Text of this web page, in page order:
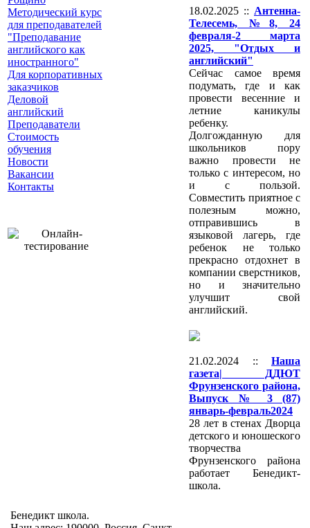
Методический курс
для преподавателей
"Преподавание
английского как
иностранного"
Для корпоративных
заказчиков
Деловой
английский
Преподаватели
Стоимость
обучения
Новости
Вакансии
Контакты
18.02.2025 :: Антенна-
Телесемь, №8, 24
февраля-2 марта
2025, "Отдых и
английский"
Сейчас самое время
подумать, где и как
провести весенние и
летние каникулы
ребенку.
Долгожданную для
школьников пору
важно провести не
только с интересом, но
и с пользой.
Совместить приятное с
полезным можно,
отправившись в
языковой лагерь, где
ребенок не только
прекрасно отдохнет в
компании сверстников,
но и значительно
улучшит свой
английский.
21.02.2024 :: Наша
газета| ДДЮТ
Фрунзенского района,
Выпуск № 3 (87)
январь-февраль2024
28 лет в стенах Дворца
детского и юношеского
творчества
Фрунзенского района
работает Бенедикт-
школа.
Бенедикт школа.